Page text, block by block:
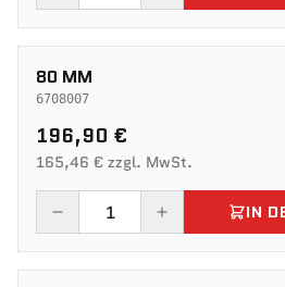
80 MM
6708007
196,90 €
165,46 € zzgl. MwSt.
IN